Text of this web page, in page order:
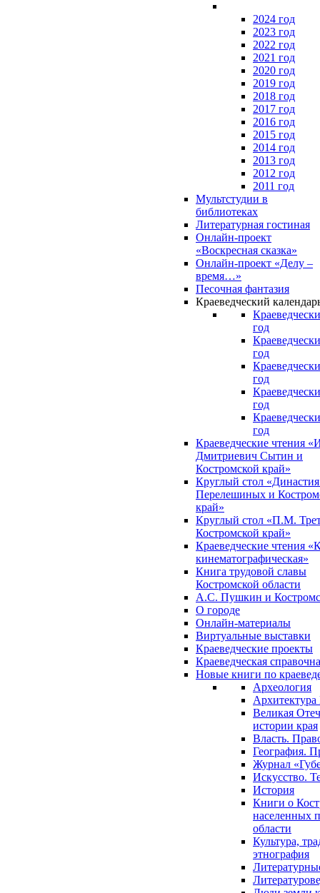
2024 год
2023 год
2022 год
2021 год
2020 год
2019 год
2018 год
2017 год
2016 год
2015 год
2014 год
2013 год
2012 год
2011 год
Мультстудии в
библиотеках
Литературная гостиная
Онлайн-проект
«Воскресная сказка»
Онлайн-проект «Делу –
время…»
Песочная фантазия
Краеведческий
год
год
год
год
год
Краеведческие чтения
Дмитриевич Сытин и
Костромской край»
Круглый стол
Перелешиных и
край»
Круглый стол «П.М.
Костромской край»
Краеведческие чтения
кинематографическая»
Книга трудовой славы
Костромской области
А.С. Пушкин и
О городе
Онлайн-материалы
Виртуальные выставки
Краеведческие проекты
Краеведческая
Новые книги по
Археология
Архитектура
Великая
истории края
Власть.
География.
Журнал
Искусство.
История
Книги о
населенных
области
Культура,
этнография